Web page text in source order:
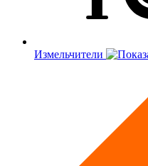
Измельчители